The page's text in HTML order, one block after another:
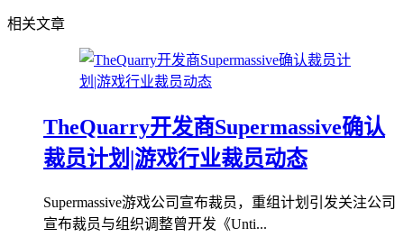
相关文章
TheQuarry开发商Supermassive确认
裁员计划|游戏行业裁员动态
Supermassive游戏公司宣布裁员，重组计划引发关注公司
宣布裁员与组织调整曾开发《Unti...